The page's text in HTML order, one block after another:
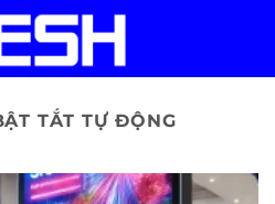
TẮT TỰ ĐỘNG